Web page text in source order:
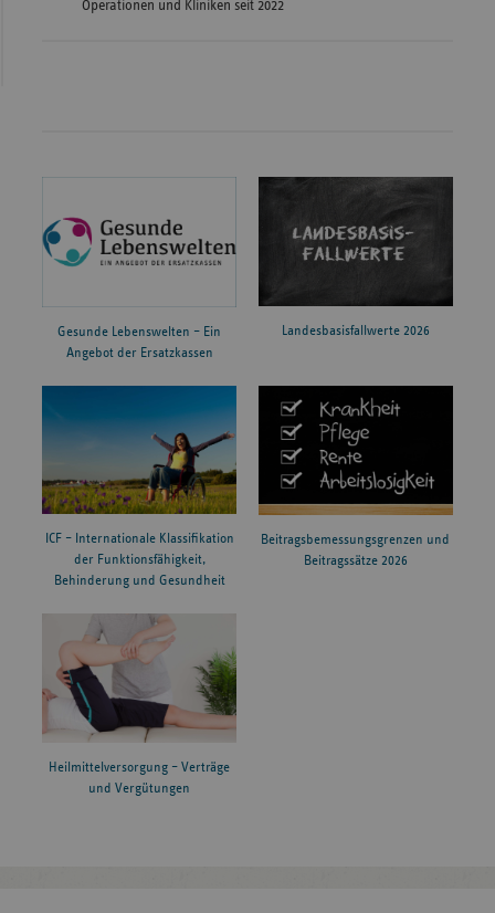
Operationen und Kliniken seit 2022
Gesunde Lebenswelten – Ein
Angebot der Ersatzkassen
Landesbasisfallwerte 2026
ICF – Internationale Klassifikation
der Funktionsfähigkeit,
Behinderung und Gesundheit
Beitragsbemessungsgrenzen und
Beitragssätze 2026
Heilmittelversorgung – Verträge
und Vergütungen